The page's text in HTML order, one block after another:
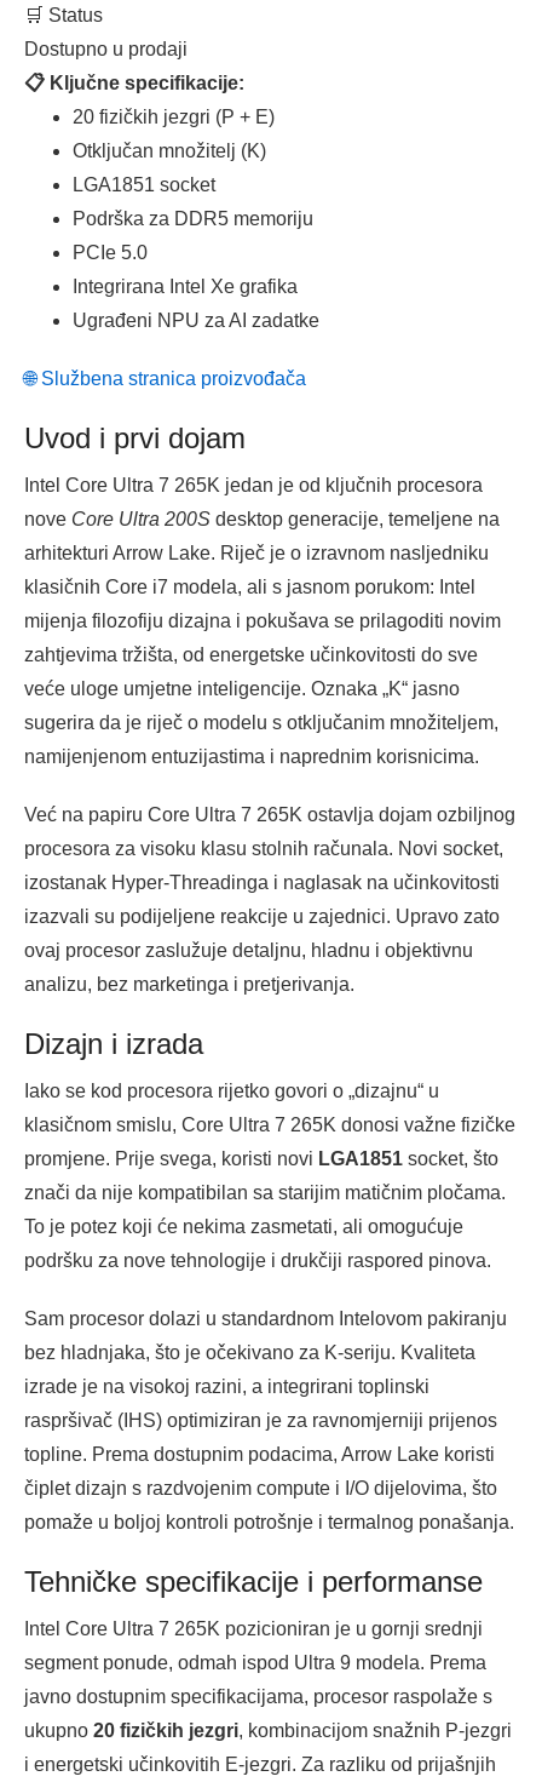
🛒 Status
Dostupno u prodaji
📋 Ključne specifikacije:
20 fizičkih jezgri (P + E)
Otključan množitelj (K)
LGA1851 socket
Podrška za DDR5 memoriju
PCIe 5.0
Integrirana Intel Xe grafika
Ugrađeni NPU za AI zadatke
🌐 Službena stranica proizvođača
Uvod i prvi dojam
Intel Core Ultra 7 265K jedan je od ključnih procesora
nove Core Ultra 200S desktop generacije, temeljene na
arhitekturi Arrow Lake. Riječ je o izravnom nasljedniku
klasičnih Core i7 modela, ali s jasnom porukom: Intel
mijenja filozofiju dizajna i pokušava se prilagoditi novim
zahtjevima tržišta, od energetske učinkovitosti do sve
veće uloge umjetne inteligencije. Oznaka „K“ jasno
sugerira da je riječ o modelu s otključanim množiteljem,
namijenjenom entuzijastima i naprednim korisnicima.
Već na papiru Core Ultra 7 265K ostavlja dojam ozbiljnog
procesora za visoku klasu stolnih računala. Novi socket,
izostanak Hyper-Threadinga i naglasak na učinkovitosti
izazvali su podijeljene reakcije u zajednici. Upravo zato
ovaj procesor zaslužuje detaljnu, hladnu i objektivnu
analizu, bez marketinga i pretjerivanja.
Dizajn i izrada
Iako se kod procesora rijetko govori o „dizajnu“ u
klasičnom smislu, Core Ultra 7 265K donosi važne fizičke
promjene. Prije svega, koristi novi LGA1851 socket, što
znači da nije kompatibilan sa starijim matičnim pločama.
To je potez koji će nekima zasmetati, ali omogućuje
podršku za nove tehnologije i drukčiji raspored pinova.
Sam procesor dolazi u standardnom Intelovom pakiranju
bez hladnjaka, što je očekivano za K-seriju. Kvaliteta
izrade je na visokoj razini, a integrirani toplinski
raspršivač (IHS) optimiziran je za ravnomjerniji prijenos
topline. Prema dostupnim podacima, Arrow Lake koristi
čiplet dizajn s razdvojenim compute i I/O dijelovima, što
pomaže u boljoj kontroli potrošnje i termalnog ponašanja.
Tehničke specifikacije i performanse
Intel Core Ultra 7 265K pozicioniran je u gornji srednji
segment ponude, odmah ispod Ultra 9 modela. Prema
javno dostupnim specifikacijama, procesor raspolaže s
ukupno 20 fizičkih jezgri, kombinacijom snažnih P-jezgri
i energetski učinkovitih E-jezgri. Za razliku od prijašnjih